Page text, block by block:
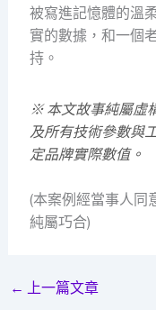
被寫進記憶體的溫
實的數據，和一個
持。
※ 本文故事純屬虛
及所有技術參數與
定品牌實際數值。
(本案例經當事人同
純屬巧合)
← 上一篇文章